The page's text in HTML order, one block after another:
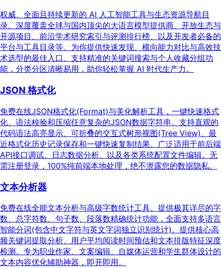
权威、全面且持续更新的 AI 人工智能工具与生态资源导航目
录。深度覆盖全球与国内顶尖的大语言模型提供商、开放生态与
开源项目、前沿学术研究索引与评测排行榜、以及开发者必备的
平台与工具目录等。为你提供快速发现、横向能力对比与高效技
术选型的最佳入口。支持精准的关键词搜索与个人收藏分组功
能，分类分区清晰易用，助你轻松掌握 AI 时代生产力。
JSON 格式化
免费在线JSON格式化(Format)与美化解析工具，一键快速格式
化、语法校验和压缩任意复杂的JSON数据字符串。支持直观的
代码语法高亮显示、可折叠的交互式树形视图(Tree View)、最
近格式化历史记录保存和一键快速复制结果。广泛适用于前后端
API接口调试、日志数据分析、以及各类系统配置文件编辑。无
需注册登录，100%纯前端本地处理，绝不泄露您的数据隐私。
文本分析器
免费在线全能文本分析与高级字数统计工具。提供极其详尽的字
数、总字符数、句子数、段落数精确统计功能，全面支持多语言
智能分词(包含中文字符与英文字词独立识别统计)。提供核心高
频关键词提取分析、用户平均阅读时间预估和文本排版特征深度
检测。专为职业作家、文案编辑、自媒体运营和学生群体设计的
文本内容优化辅助神器，即开即用。